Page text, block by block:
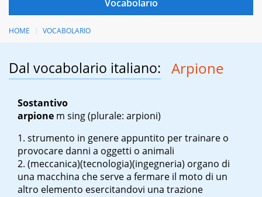
HOME VOCABOLARIO
Dal vocabolario italiano: Arpione
Sostantivo
arpione m sing(plurale: arpioni)
strumento in genere appuntito per trainare o
provocare danni a oggetti o animali
(meccanica)(tecnologia)(ingegneria) organo di
una macchina che serve a fermare il moto di un
altro elemento esercitandovi una trazione